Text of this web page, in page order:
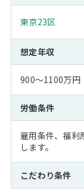
東京23区
想定年収
900～1100万円
労働条件
雇用条件、福利
します。
こだわり条件